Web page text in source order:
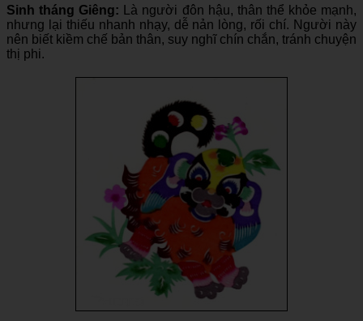
Sinh tháng Giêng: Là người đôn hậu, thân thể khỏe mạnh,
nhưng lại thiếu nhanh nhạy, dễ nản lòng, rối chí. Người này
nên biết kiềm chế bản thân, suy nghĩ chín chắn, tránh chuyện
thị phi.